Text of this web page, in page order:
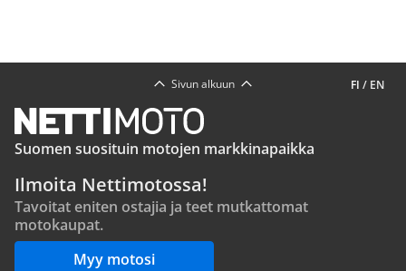
FI / EN
Sivun alkuun
Suomen suosituin motojen markkinapaikka
Ilmoita Nettimotossa!
Tavoitat eniten ostajia ja teet mutkattomat
motokaupat.
Myy motosi